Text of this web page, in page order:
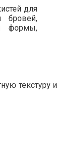
для
бровей,
формы,
текстуру и